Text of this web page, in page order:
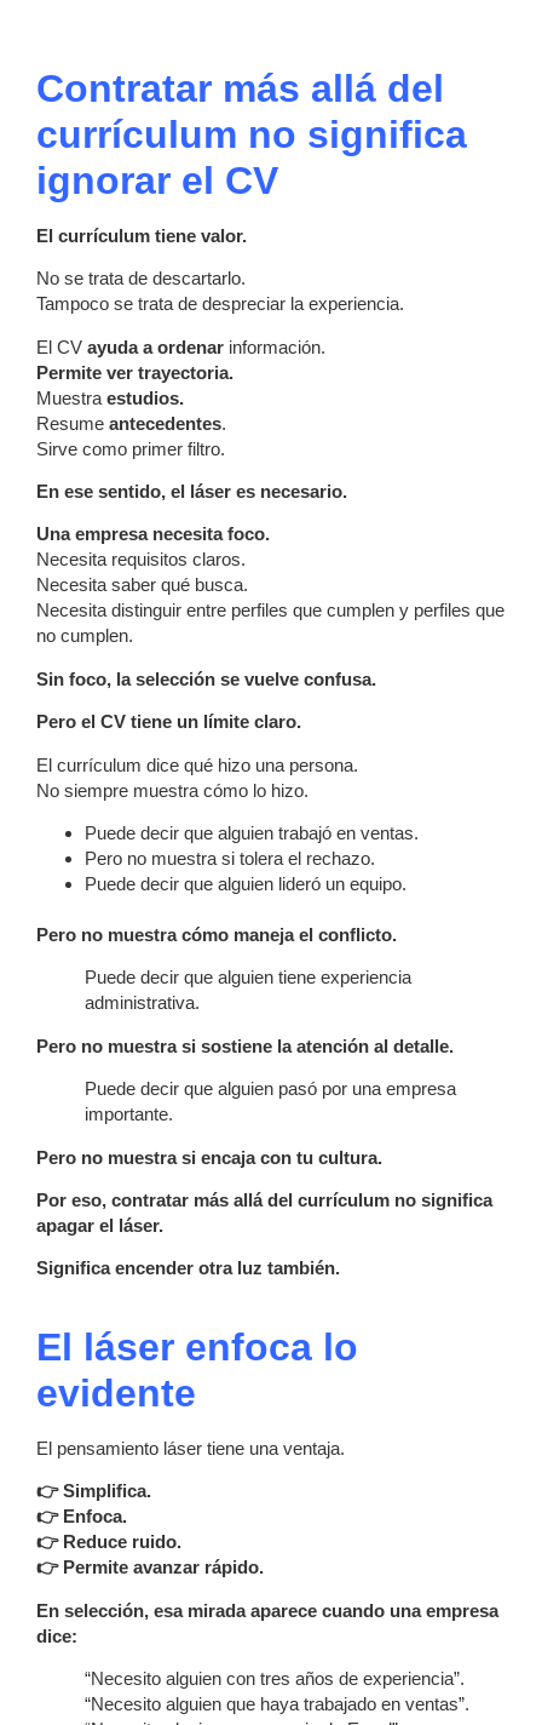
Contratar más allá del
currículum no significa
ignorar el CV
El currículum tiene valor.
No se trata de descartarlo.
Tampoco se trata de despreciar la experiencia.
El CV ayuda a ordenar información.
Permite ver trayectoria.
Muestra estudios.
Resume antecedentes.
Sirve como primer filtro.
En ese sentido, el láser es necesario.
Una empresa necesita foco.
Necesita requisitos claros.
Necesita saber qué busca.
Necesita distinguir entre perfiles que cumplen y perfiles que
no cumplen.
Sin foco, la selección se vuelve confusa.
Pero el CV tiene un límite claro.
El currículum dice qué hizo una persona.
No siempre muestra cómo lo hizo.
Puede decir que alguien trabajó en ventas.
Pero no muestra si tolera el rechazo.
Puede decir que alguien lideró un equipo.
Pero no muestra cómo maneja el conflicto.
Puede decir que alguien tiene experiencia
administrativa.
Pero no muestra si sostiene la atención al detalle.
Puede decir que alguien pasó por una empresa
importante.
Pero no muestra si encaja con tu cultura.
Por eso, contratar más allá del currículum no significa
apagar el láser.
Significa encender otra luz también.
El láser enfoca lo
evidente
El pensamiento láser tiene una ventaja.
👉 Simplifica.
👉 Enfoca.
👉 Reduce ruido.
👉 Permite avanzar rápido.
En selección, esa mirada aparece cuando una empresa
dice:
“Necesito alguien con tres años de experiencia”.
“Necesito alguien que haya trabajado en ventas”.